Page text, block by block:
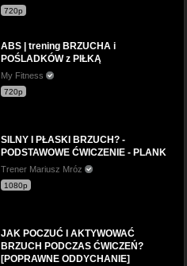
720p
ABS | trening BRZUCHA i
POŚLADKÓW z PIŁKĄ
My Fitness
720p
SILNY I PŁASKI BRZUCH? -
PODSTAWOWE ĆWICZENIE - PLANK
Trener Mariusz Mróz
1080p
JAK POCZUĆ I AKTYWOWAĆ
BRZUCH PODCZAS ĆWICZEŃ?
[POPRAWNE ODDYCHANIE]